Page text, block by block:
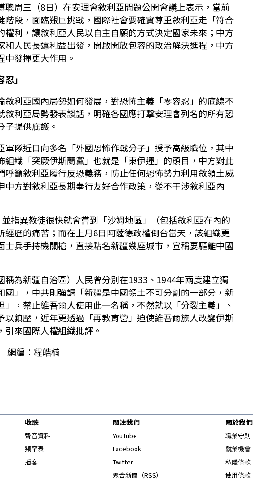
聰周三（8日）在安理會敘利亞問題公開會議上表示，當前
階段，面臨艱巨挑戰，國際社會要確實尊重敘利亞走「符合
權利，讓敘利亞人民以自主自願的方式決定國家未來；中方
和人民長遠利益出發，開啟開放包容的政治解決進程，中方
中發揮更大作用。
」
敘利亞國內局勢如何發展，對恐怖主義「零容忍」的底線不
敘利亞局勢發表談話，明確各國應打擊安理會列名的所有恐
子提供庇護。
軍隊近日向多名「外國恐怖作戰分子」授予高級職位，其中
組織「突厥伊斯蘭黨」也就是「東伊運」的頭目，中方對此
呼籲敘利亞履行反恐義務，防止任何恐怖勢力利用敘領土威
中方對敘利亞長期奉行友好合作政策，從不干涉敘利亞內
指異教徒很快就會嘗到「沙姆地區」（包括敘利亞在內的
經歷的痛苦；而在上月8日阿薩德政權倒台當天，該組織更
士兵手持機關槍，直接點名新疆幾座城市，宣稱要驅離中國
稱為新疆自治區）人民曾分別在1933、1944年兩度建立獨
國」，中共則強調「新疆是中國領土不可分割的一部分，新
」，禁止維吾爾人使用此一名稱，不然就以「分裂主義」、
以鎮壓，近年更透過「再教育營」迫使維吾爾族人改變伊斯
引來國際人權組織批評。
網編：程皓楠
收聽
聲音資料
頻率表
播客
關注我們
YouTube
Facebook
Twitter
聚合新聞（RSS）
關於我們
職業守則
就業機會
私隱條款
使用條款